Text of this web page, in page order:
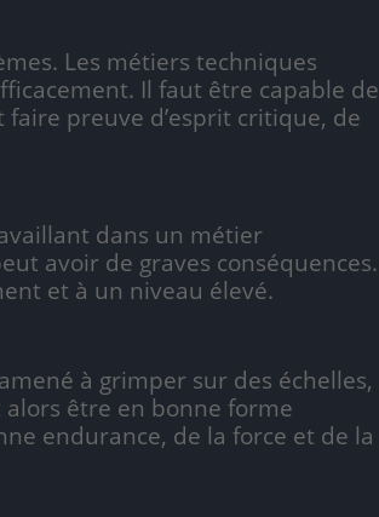
Les métiers techniques
Il faut être capable de
preuve d’esprit critique, de
dans un métier
avoir de graves conséquences.
et à un niveau élevé.
à grimper sur des échelles,
être en bonne forme
endurance, de la force et de la